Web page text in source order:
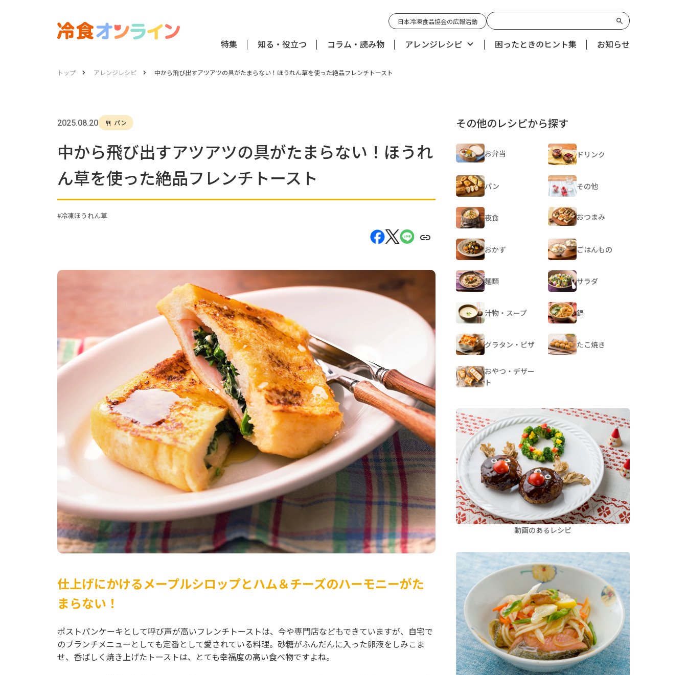
日本冷凍食品協会の広報活動
特集 知る・役立つ コラム・読み物 アレンジレシピ 困ったときのヒント集 お知らせ
トップ アレンジレシピ 中から飛び出すアツアツの具がたまらない！ほうれん草を使った絶品フレンチトースト
2025.08.20 パン
中から飛び出すアツアツの具がたまらない！ほうれ
ん草を使った絶品フレンチトースト
冷凍ほうれん草
仕上げにかけるメープルシロップとハム＆チーズのハーモニーがた
まらない！
ポストパンケーキとして呼び声が高いフレンチトーストは、今や専門店などもできていますが、自宅で
のブランチメニューとしても定番として愛されている料理。砂糖がふんだんに入った卵液をしみこま
せ、香ばしく焼き上げたトーストは、とても幸福度の高い食べ物ですよね。
その他のレシピから探す
お弁当 ドリンク
パン その他
夜食 おつまみ
おかず ごはんもの
麺類 サラダ
汁物・スープ 鍋
グラタン・ピザ たこ焼き
おやつ・デザー
ト
動画のあるレシピ